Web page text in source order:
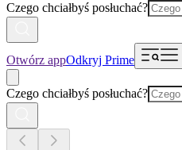
Czego chciałbyś posłuchać?
Otwórz appOdkryj Prime
Czego chciałbyś posłuchać?